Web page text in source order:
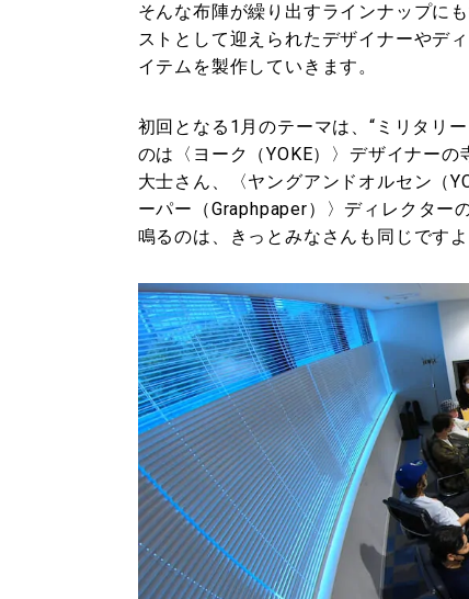
そんな布陣が繰り出すラインナップに
ストとして迎えられたデザイナーやデ
イテムを製作していきます。
初回となる1月のテーマは、“ミリタリ
のは〈ヨーク（YOKE）〉デザイナー
大士さん、〈ヤングアンドオルセン（
ーパー（Graphpaper）〉ディレクター
鳴るのは、きっとみなさんも同じですよ